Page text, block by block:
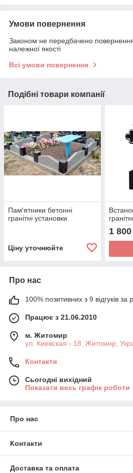
Умови повернення
Законом не передбачено
належної якості
Всі умови повернення
Подібні товари компанії
Пам'ятники бетонні
гранітні установки
Ціну уточнюйте
1 800
Про нас
100% позитивних з 9 відгуків за
Працює з 21.06.2010
м. Житомир
ул. Киевская - 18, Житомир,
Контакти
Сьогодні вихідний
Показати весь графік роботи
Про нас
Контакти
Доставка та оплата